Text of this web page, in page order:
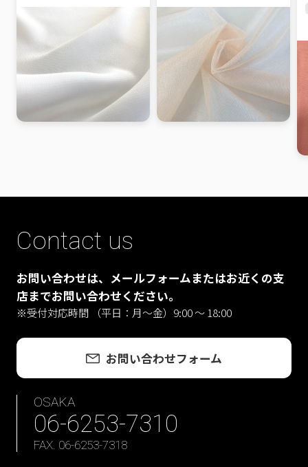
Contact us
お問い合わせは、メールフォームまたはお近くの支
店までお問い合わせください。
※受付対応時間 （平日：月〜金）9:00 ～ 18:00
お問い合わせフォーム
OSAKA
06-6253-7310
FAX. 06-6253-7318